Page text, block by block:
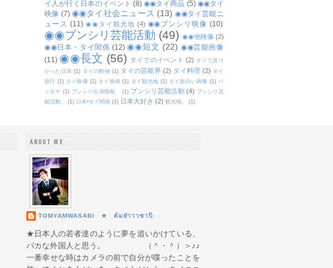
イ人が行く日本のイベント (8) ◉◉タイ商品 (5) ◉◉タイ
映像 (7) ◉◉タイ社会ニュース (13) ◉◉タイ芸能ニ
ュース (11) ◉◉タイ観光地 (4) ◉◉ブンシリ映像 (10)
◉◉ブンシリ芸能活動 (49) ◉◉他映像 (2)
◉◉日本・タイ関係 (12) ◉◉短文 (22) ◉◉芸能画像
(11) ◉◉長文 (56) タイでのイベント (2) タイで見つ
かった日本 (1) タイの動物 (1) タイの芸能界 (2) タイ料理 (2) タイ
旅行 (1) タイ映像 (1) タイ映画 (1) タイ観光地 (1) タイ面白い画像 (1) パ
ッタヤ (1) ブンシリ出演情報、 (1) ブンシリ芸能活動 (4) ブンシリ芸
能活動、
(1) 日本•タイ関係 (1) 日本大好き (2) 観光地、 (1)
ABOUT ME
TOMYAMWASABI ★ ต้มยำวาซาบิ
★日本人の若者達のように夢を追いかけている、
バカな外国人と思う。 （＾・＾）＞♪♪
一番幸せな時はカメラの前で自分が喋ったことを